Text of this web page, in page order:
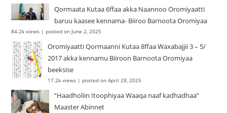
Qormaata Kutaa 6ffaa akka Naannoo Oromiyaatti
baruu kaasee kennama- Biiroo Barnoota Oromiyaa
84.2k views |posted on June 2, 2025
Oromiyaatti Qormaanni Kutaa 8ffaa Waxabajjii 3 – 5/
2017 akka kennamu Biiroon Barnoota Oromiyaa
beeksise
17.2k views |posted on April 28, 2025
“Haadholiin Itoophiyaa Waaqa naaf kadhadhaa”
Maaster Abinnet